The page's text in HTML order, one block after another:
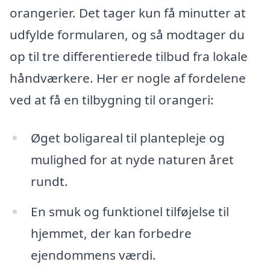
orangerier. Det tager kun få minutter at
udfylde formularen, og så modtager du
op til tre differentierede tilbud fra lokale
håndværkere. Her er nogle af fordelene
ved at få en tilbygning til orangeri:
Øget boligareal til plantepleje og
mulighed for at nyde naturen året
rundt.
En smuk og funktionel tilføjelse til
hjemmet, der kan forbedre
ejendommens værdi.